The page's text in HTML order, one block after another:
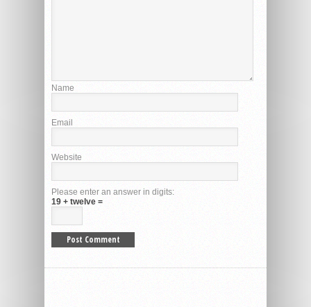
Name
Email
Website
Please enter an answer in digits:
19 + twelve =